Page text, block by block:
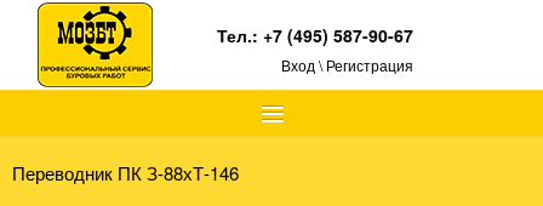
≡
Тел.:+7 (495) 587-90-67
Вход \ Регистрация
Переводник ПК З-88хТ-146